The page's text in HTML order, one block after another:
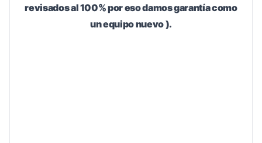
revisados al 100% por eso damos garantía como
un equipo nuevo ).